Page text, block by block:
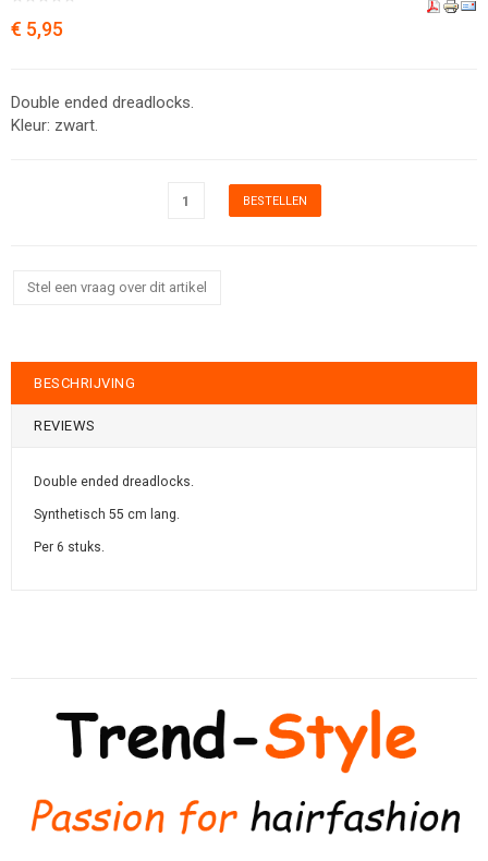
€ 5,95
Double ended dreadlocks.
Kleur: zwart.
Stel een vraag over dit artikel
BESCHRIJVING
REVIEWS
Double ended dreadlocks.
Synthetisch 55 cm lang.
Per 6 stuks.